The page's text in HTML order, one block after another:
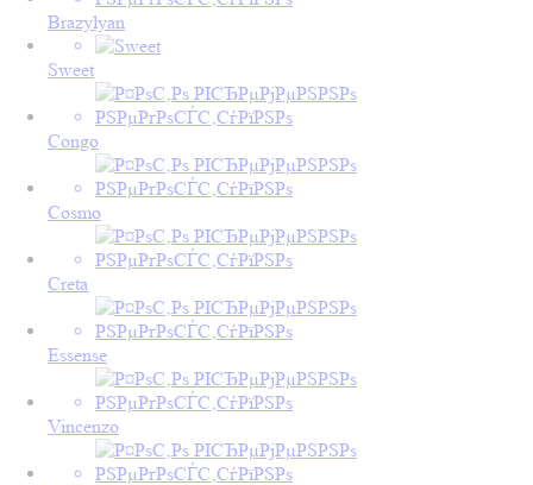
Brazylyan
Sweet
Congo
Cosmo
Creta
Essense
Vincenzo